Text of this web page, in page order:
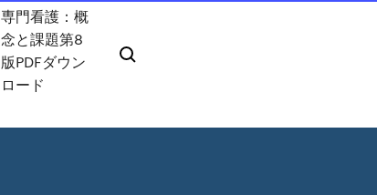
専門看護：概
念と課題第8
版PDFダウン
ロード